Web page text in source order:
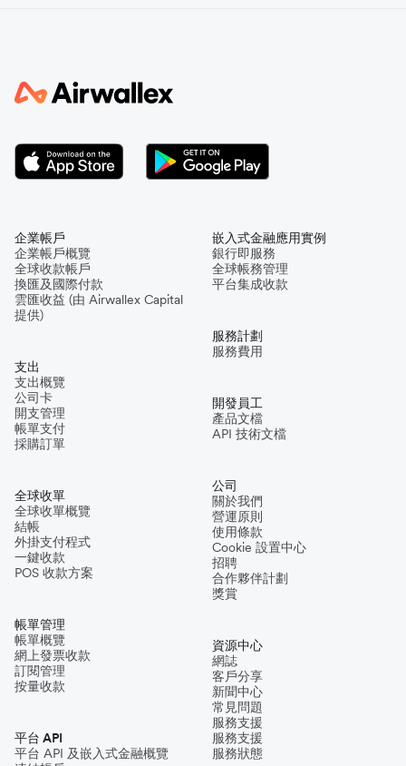
企業帳戶
企業帳戶概覽
全球收款帳戶
換匯及國際付款
雲匯收益 (由 Airwallex Capital
提供)
支出
支出概覽
公司卡
開支管理
帳單支付
採購訂單
全球收單
全球收單概覽
結帳
外掛支付程式
一鍵收款
POS 收款方案
帳單管理
帳單概覽
網上發票收款
訂閱管理
按量收款
平台 API
平台 API 及嵌入式金融概覽
嵌入式金融應用實例
銀行即服務
全球帳務管理
平台集成收款
服務計劃
服務費用
開發員工
產品文檔
API 技術文檔
公司
關於我們
營運原則
使用條款
Cookie 設置中心
招聘
合作夥伴計劃
獎賞
資源中心
網誌
客戶分享
新聞中心
常見問題
服務支援
服務支援
服務狀態